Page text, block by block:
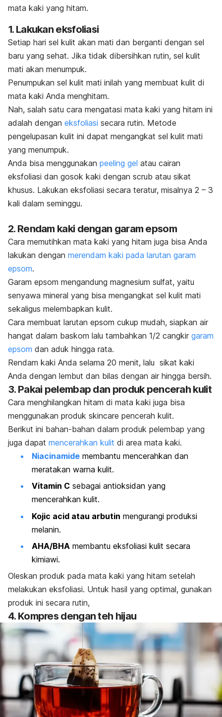
mata kaki yang hitam.
1. Lakukan eksfoliasi
Setiap hari sel kulit akan mati dan berganti dengan sel
baru yang sehat. Jika tidak dibersihkan rutin, sel kulit
mati akan menumpuk.
Penumpukan sel kulit mati inilah yang membuat kulit di
mata kaki Anda menghitam.
Nah, salah satu cara mengatasi mata kaki yang hitam ini
adalah dengan eksfoliasi secara rutin. Metode
pengelupasan kulit ini dapat mengangkat sel kulit mati
yang menumpuk.
Anda bisa menggunakan peeling gel atau cairan
eksfoliasi dan gosok kaki dengan scrub atau sikat
khusus. Lakukan eksfoliasi secara teratur, misalnya 2 – 3
kali dalam seminggu.
2. Rendam kaki dengan garam epsom
Cara memutihkan mata kaki yang hitam juga bisa Anda
lakukan dengan merendam kaki pada larutan garam
epsom.
Garam epsom mengandung magnesium sulfat, yaitu
senyawa mineral yang bisa mengangkat sel kulit mati
sekaligus melembapkan kulit.
Cara membuat larutan epsom cukup mudah, siapkan air
hangat dalam baskom lalu tambahkan 1/2 cangkir garam
epsom dan aduk hingga rata.
Rendam kaki Anda selama 20 menit, lalu sikat kaki
Anda dengan lembut dan bilas dengan air hingga bersih.
3. Pakai pelembap dan produk pencerah kulit
Cara menghilangkan hitam di mata kaki juga bisa
menggunakan produk skincare pencerah kulit.
Berikut ini bahan-bahan dalam produk pelembap yang
juga dapat mencerahkan kulit di area mata kaki.
Niacinamide membantu mencerahkan dan
meratakan warna kulit.
Vitamin C sebagai antioksidan yang
mencerahkan kulit.
Kojic acid atau arbutin mengurangi produksi
melanin.
AHA/BHA membantu eksfoliasi kulit secara
kimiawi.
Oleskan produk pada mata kaki yang hitam setelah
melakukan eksfoliasi. Untuk hasil yang optimal, gunakan
produk ini secara rutin,
4. Kompres dengan teh hijau